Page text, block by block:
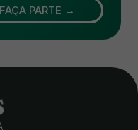
FAÇA PARTE →